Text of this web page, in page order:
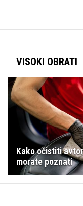
VISOKI OBRATI
Kako očistiti
morate poznati